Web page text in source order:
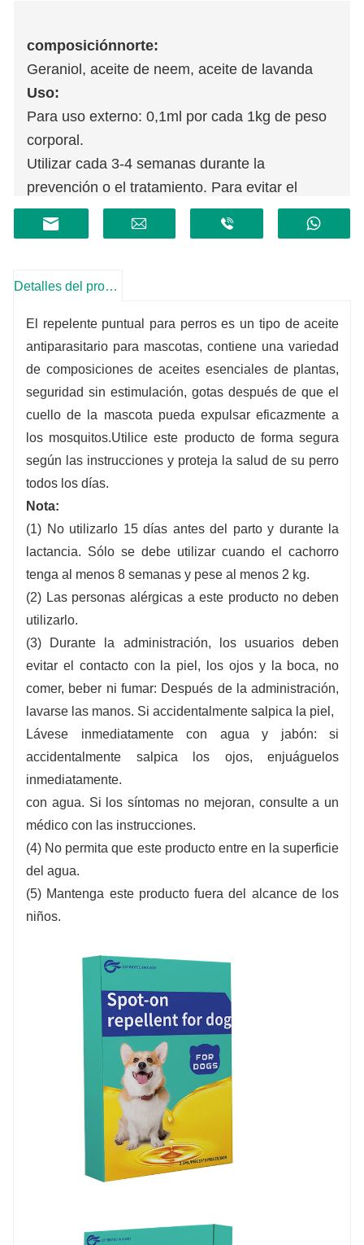
composiciónnorte:
Geraniol, aceite de neem, aceite de lavanda
Uso:
Para uso externo: 0,1ml por cada 1kg de peso
corporal.
Utilizar cada 3-4 semanas durante la
prevención o el tratamiento. Para evitar el
lamido, se limita a la piel del cuello detrás de la
cabeza del perro y se puede dividir en 3 a 4
Especificaciones:
Detalles del producto
El repelente puntual para perros es un tipo de aceite
antiparasitario para mascotas, contiene una variedad
de composiciones de aceites esenciales de plantas,
seguridad sin estimulación, gotas después de que el
cuello de la mascota pueda expulsar eficazmente a
los mosquitos.Utilice este producto de forma segura
según las instrucciones y proteja la salud de su perro
todos los días.
Nota:
(1) No utilizarlo 15 días antes del parto y durante la
lactancia. Sólo se debe utilizar cuando el cachorro
tenga al menos 8 semanas y pese al menos 2 kg.
(2) Las personas alérgicas a este producto no deben
utilizarlo.
(3) Durante la administración, los usuarios deben
evitar el contacto con la piel, los ojos y la boca, no
comer, beber ni fumar: Después de la administración,
lavarse las manos. Si accidentalmente salpica la piel,
Lávese inmediatamente con agua y jabón: si
accidentalmente salpica los ojos, enjuáguelos
inmediatamente.
con agua. Si los síntomas no mejoran, consulte a un
médico con las instrucciones.
(4) No permita que este producto entre en la superficie
del agua.
(5) Mantenga este producto fuera del alcance de los
niños.